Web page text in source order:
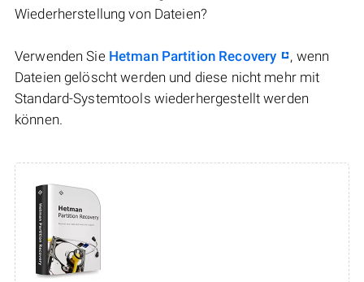
Wiederherstellung von Dateien?
Verwenden Sie Hetman Partition Recovery
, wenn
Dateien gelöscht werden und diese nicht mehr mit
Standard-Systemtools wiederhergestellt werden
können.